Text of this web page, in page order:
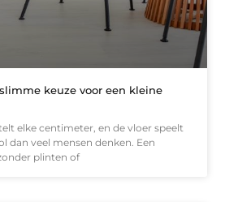
keuze voor een kleine
elke centimeter, en de vloer speelt
dan veel mensen denken. Een
plinten of